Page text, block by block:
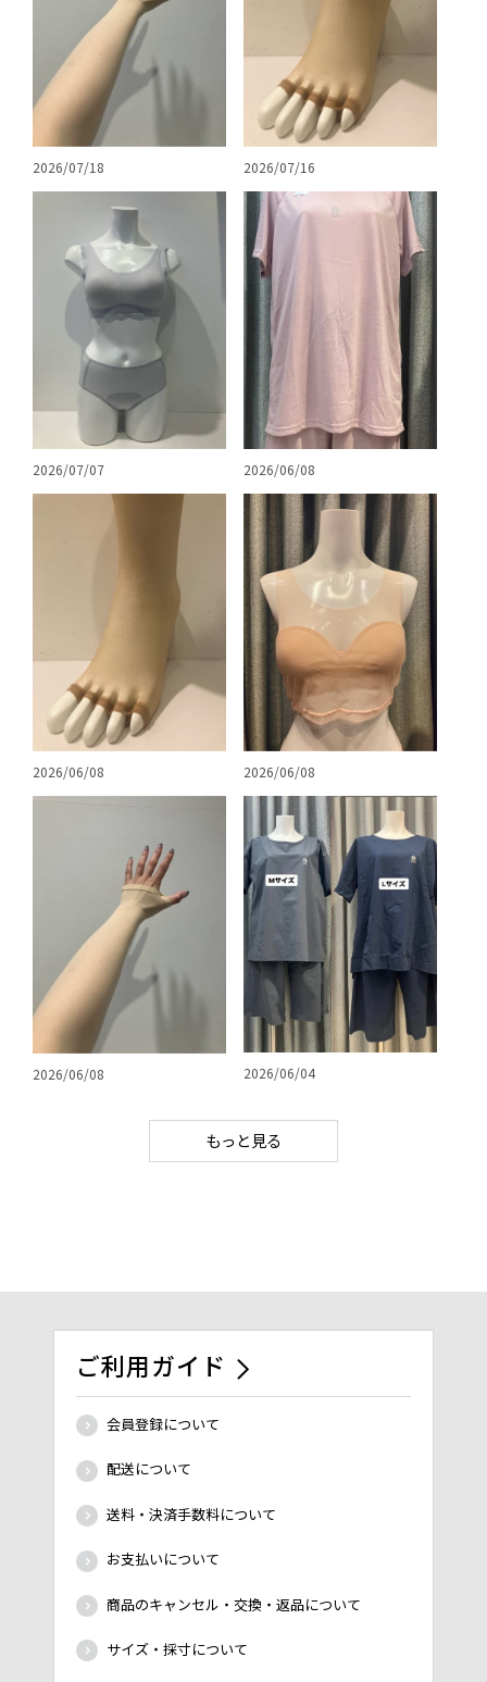
2026/07/18 2026/07/16
2026/07/07 2026/06/08
2026/06/08 2026/06/08
2026/06/08 2026/06/04
もっと見る
ご利用ガイド
会員登録について
配送について
送料・決済手数料について
お支払いについて
商品のキャンセル・交換・返品について
サイズ・採寸について